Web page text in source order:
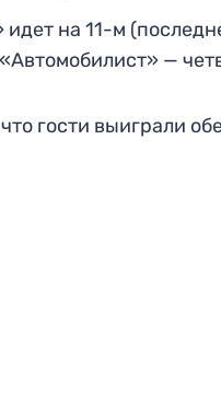
на 11-м
—
гости выиграли